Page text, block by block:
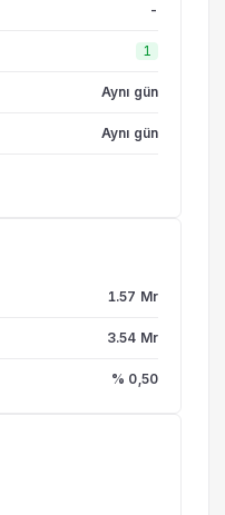
-
1
Aynı gün
Aynı gün
1.57 Mr
3.54 Mr
% 0,50